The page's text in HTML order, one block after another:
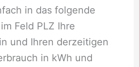
in das folgende
Feld PLZ Ihre
und Ihren derzeitigen
in kWh und